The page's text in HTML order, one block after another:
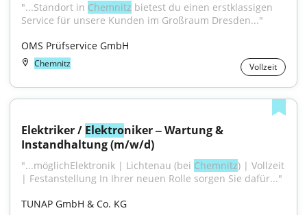
"...Standort in Chemnitz bietest du einen erstklassigen
Service für unsere Kunden im Großraum Dresden..."
OMS Prüfservice GmbH
Chemnitz Vollzeit
Elektriker / Elektroniker ‒ Wartung &
Instandhaltung (m/w/d)
"...möglichElektronik | Lichtenau (bei Chemnitz) | Vollzeit
| Festanstellung In Ihrer neuen Rolle sorgen Sie dafür..."
TUNAP GmbH & Co. KG